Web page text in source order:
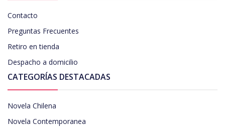
Contacto
Preguntas Frecuentes
Retiro en tienda
Despacho a domicilio
CATEGORÍAS DESTACADAS
Novela Chilena
Novela Contemporanea